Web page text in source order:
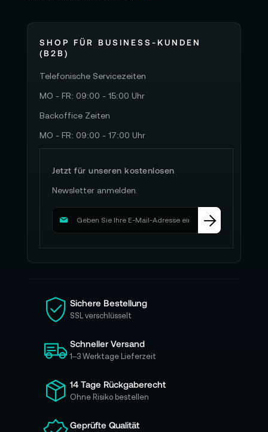
SHOP FÜR BUSINESS-KUNDEN
(B2B)
Telefonische Servicezeiten
MO - FR: 09:00 - 15:00 Uhr
Backoffice Zeiten
MO - FR: 09:00 - 17:00 Uhr
Jetzt für unseren kostenlosen
Newsletter anmelden.
M
d
i
e
s
c
h
ü
r
u
Sichere Bestellung
SSL verschlüsselt
Schneller Versand
1–3 Werktage Lieferzeit
14 Tage Rückgaberecht
Ohne Risiko bestellen
Geprüfte Qualität